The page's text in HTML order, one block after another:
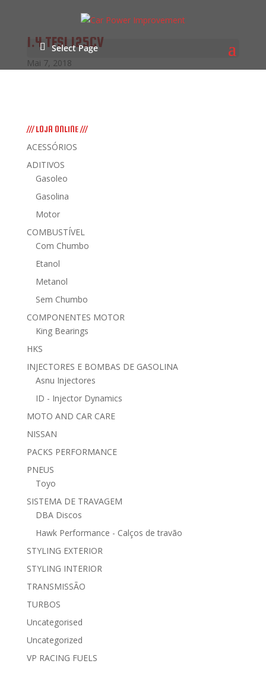
Select Page
1.4 TFSI 125CV
Mai 7, 2018
/// LOJA ONLINE ///
ACESSÓRIOS
ADITIVOS
Gasoleo
Gasolina
Motor
COMBUSTÍVEL
Com Chumbo
Etanol
Metanol
Sem Chumbo
COMPONENTES MOTOR
King Bearings
HKS
INJECTORES E BOMBAS DE GASOLINA
Asnu Injectores
ID - Injector Dynamics
MOTO AND CAR CARE
NISSAN
PACKS PERFORMANCE
PNEUS
Toyo
SISTEMA DE TRAVAGEM
DBA Discos
Hawk Performance - Calços de travão
STYLING EXTERIOR
STYLING INTERIOR
TRANSMISSÃO
TURBOS
Uncategorised
Uncategorized
VP RACING FUELS